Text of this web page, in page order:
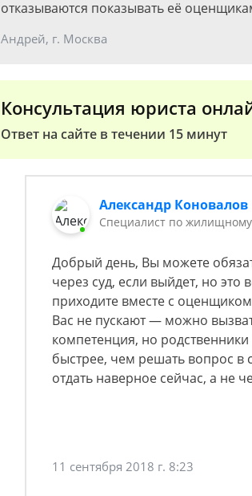
отказываются показывать её
Андрей, г. Москва
Консультация юриста
Ответ на сайте в течении 15 минут
Александр Коновалов
Специалист по
Добрый день, Вы можете
через суд, если выйдет, но
приходите вместе с
Вас не пускают — можно
компетенция, но родственники
быстрее, чем решать вопрос в
отдать наверное сейчас, а не
11 сентября 2018 г. 8:23